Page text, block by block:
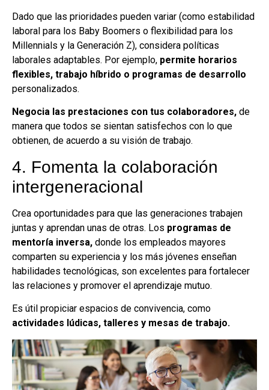
Dado que las prioridades pueden variar (como estabilidad
laboral para los Baby Boomers o flexibilidad para los
Millennials y la Generación Z), considera políticas
laborales adaptables. Por ejemplo, permite horarios
flexibles, trabajo híbrido o programas de desarrollo
personalizados.
Negocia las prestaciones con tus colaboradores, de
manera que todos se sientan satisfechos con lo que
obtienen, de acuerdo a su visión de trabajo.
4. Fomenta la colaboración
intergeneracional
Crea oportunidades para que las generaciones trabajen
juntas y aprendan unas de otras. Los programas de
mentoría inversa, donde los empleados mayores
comparten su experiencia y los más jóvenes enseñan
habilidades tecnológicas, son excelentes para fortalecer
las relaciones y promover el aprendizaje mutuo.
Es útil propiciar espacios de convivencia, como
actividades lúdicas, talleres y mesas de trabajo.